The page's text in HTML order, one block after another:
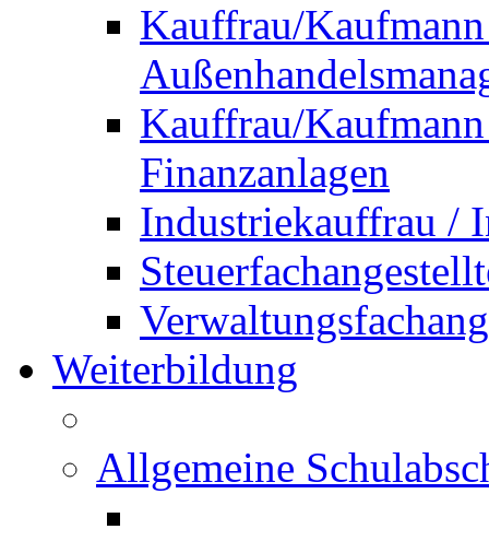
Kauffrau/
Kauffrau/
Finanzanlagen
Industriekauffrau /
Weiterbildung
Allgemeine